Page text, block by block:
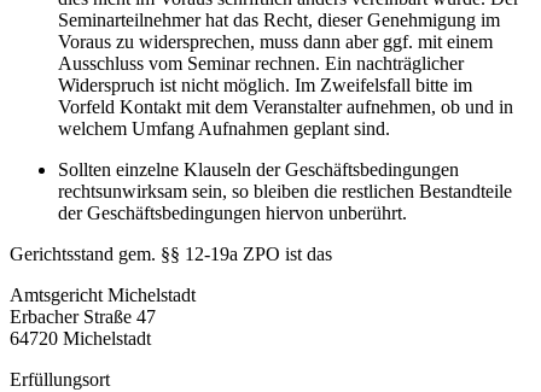
Seminarteilnehmer hat das Recht, dieser Genehmigung im
Voraus zu widersprechen, muss dann aber ggf. mit einem
Ausschluss vom Seminar rechnen. Ein nachträglicher
Widerspruch ist nicht möglich. Im Zweifelsfall bitte im
Vorfeld Kontakt mit dem Veranstalter aufnehmen, ob und in
welchem Umfang Aufnahmen geplant sind.
Sollten einzelne Klauseln der Geschäftsbedingungen
rechtsunwirksam sein, so bleiben die restlichen Bestandteile
der Geschäftsbedingungen hiervon unberührt.
Gerichtsstand gem. §§ 12-19a ZPO ist das
Amtsgericht Michelstadt
Erbacher Straße 47
64720 Michelstadt
Erfüllungsort